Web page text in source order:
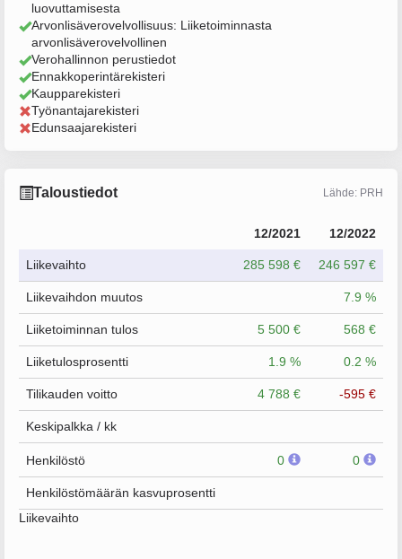
luovuttamisesta
Arvonlisäverovelvollisuus: Liiketoiminnasta
arvonlisäverovelvollinen
Verohallinnon perustiedot
Ennakkoperintärekisteri
Kaupparekisteri
Työnantajarekisteri
Edunsaajarekisteri
Taloustiedot Lähde: PRH
12/2021 12/2022
Liikevaihto 285 598 € 246 597 €
Liikevaihdon muutos 7.9 %
Liiketoiminnan tulos 5 500 € 568 €
Liiketulosprosentti 1.9 % 0.2 %
Tilikauden voitto 4 788 € -595 €
Keskipalkka / kk
Henkilöstö 0 0
Henkilöstömäärän kasvuprosentti
Liikevaihto